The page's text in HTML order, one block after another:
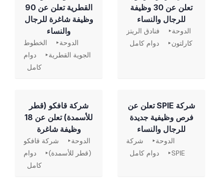
تعلن عن 30 وظيفة
للرجال والنساء
الدوحة
فنادق الريتز
كارلتون
دوام كامل
القطرية تعلن عن 90
وظيفة شاغرة للرجال
والنساء
الدوحة
الخطوط
الجوية القطرية
دوام
كامل
شركة SPIE تعلن عن
فرص وظيفية جديدة
للرجال والنساء
الدوحة
شركة
SPIE
دوام كامل
شركة قافكو (قطر
للأسمدة) تعلن عن 18
وظيفة شاغرة
الدوحة
شركة قافكو
(قطر للأسمدة)
دوام
كامل